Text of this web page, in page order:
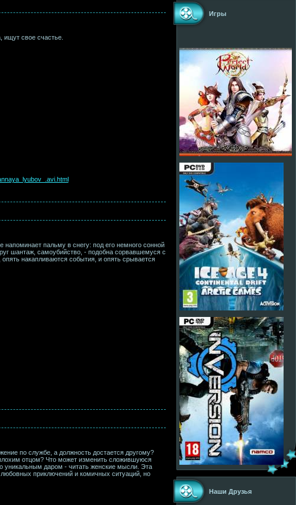
ищут свое счастье.
пальму в снегу: под его немного сонной
шантаж, самоубийство, - подобна сорвавшемуся с
опять накапливаются события, и опять срывается
по службе, а должность достается другому?
отцом? Что может изменить сложившуюся
уникальным даром - читать женские мысли. Эта
приключений и комичных ситуаций, но
Игры
Наши Друзья